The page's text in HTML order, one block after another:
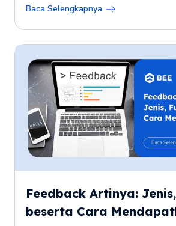
Baca Selengkapnya
Feedback Artinya:
beserta Cara